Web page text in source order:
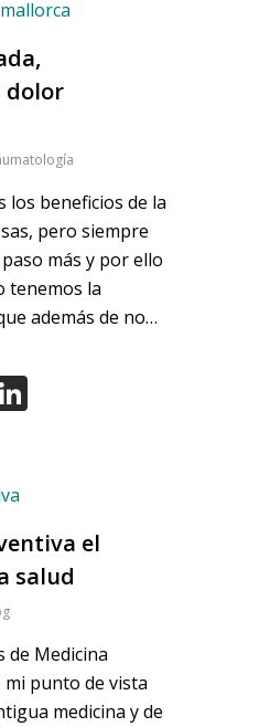
dolor
los beneficios de la
pero siempre
más y por ello
tenemos la
además de no…
el
salud
de Medicina
mi punto de vista
medicina y de